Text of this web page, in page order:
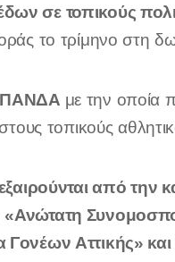
σε τοπικούς
το τρίμηνο
με την οποία
τοπικούς
από την
Αττικής» και